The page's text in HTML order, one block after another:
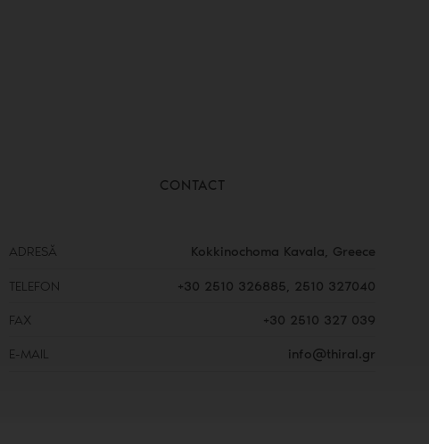
CONTACT
ADRESĂ Kokkinochoma Kavala, Greece
TELEFON +30 2510 326885 2510 327040
FAX +30 2510 327 039
E-MAIL info@thiral.gr